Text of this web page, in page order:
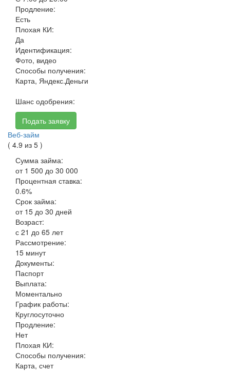
Продление:
Есть
Плохая КИ:
Да
Идентификация:
Фото, видео
Способы получения:
Карта, Яндекс.Деньги
Шанс одобрения:
Подать заявку
Веб-займ
( 4.9 из 5 )
Сумма займа:
от 1 500 до 30 000
Процентная ставка:
0.6%
Срок займа:
от 15 до 30 дней
Возраст:
с 21 до 65 лет
Рассмотрение:
15 минут
Документы:
Паспорт
Выплата:
Моментально
График работы:
Круглосуточно
Продление:
Нет
Плохая КИ:
Способы получения:
Карта, счет